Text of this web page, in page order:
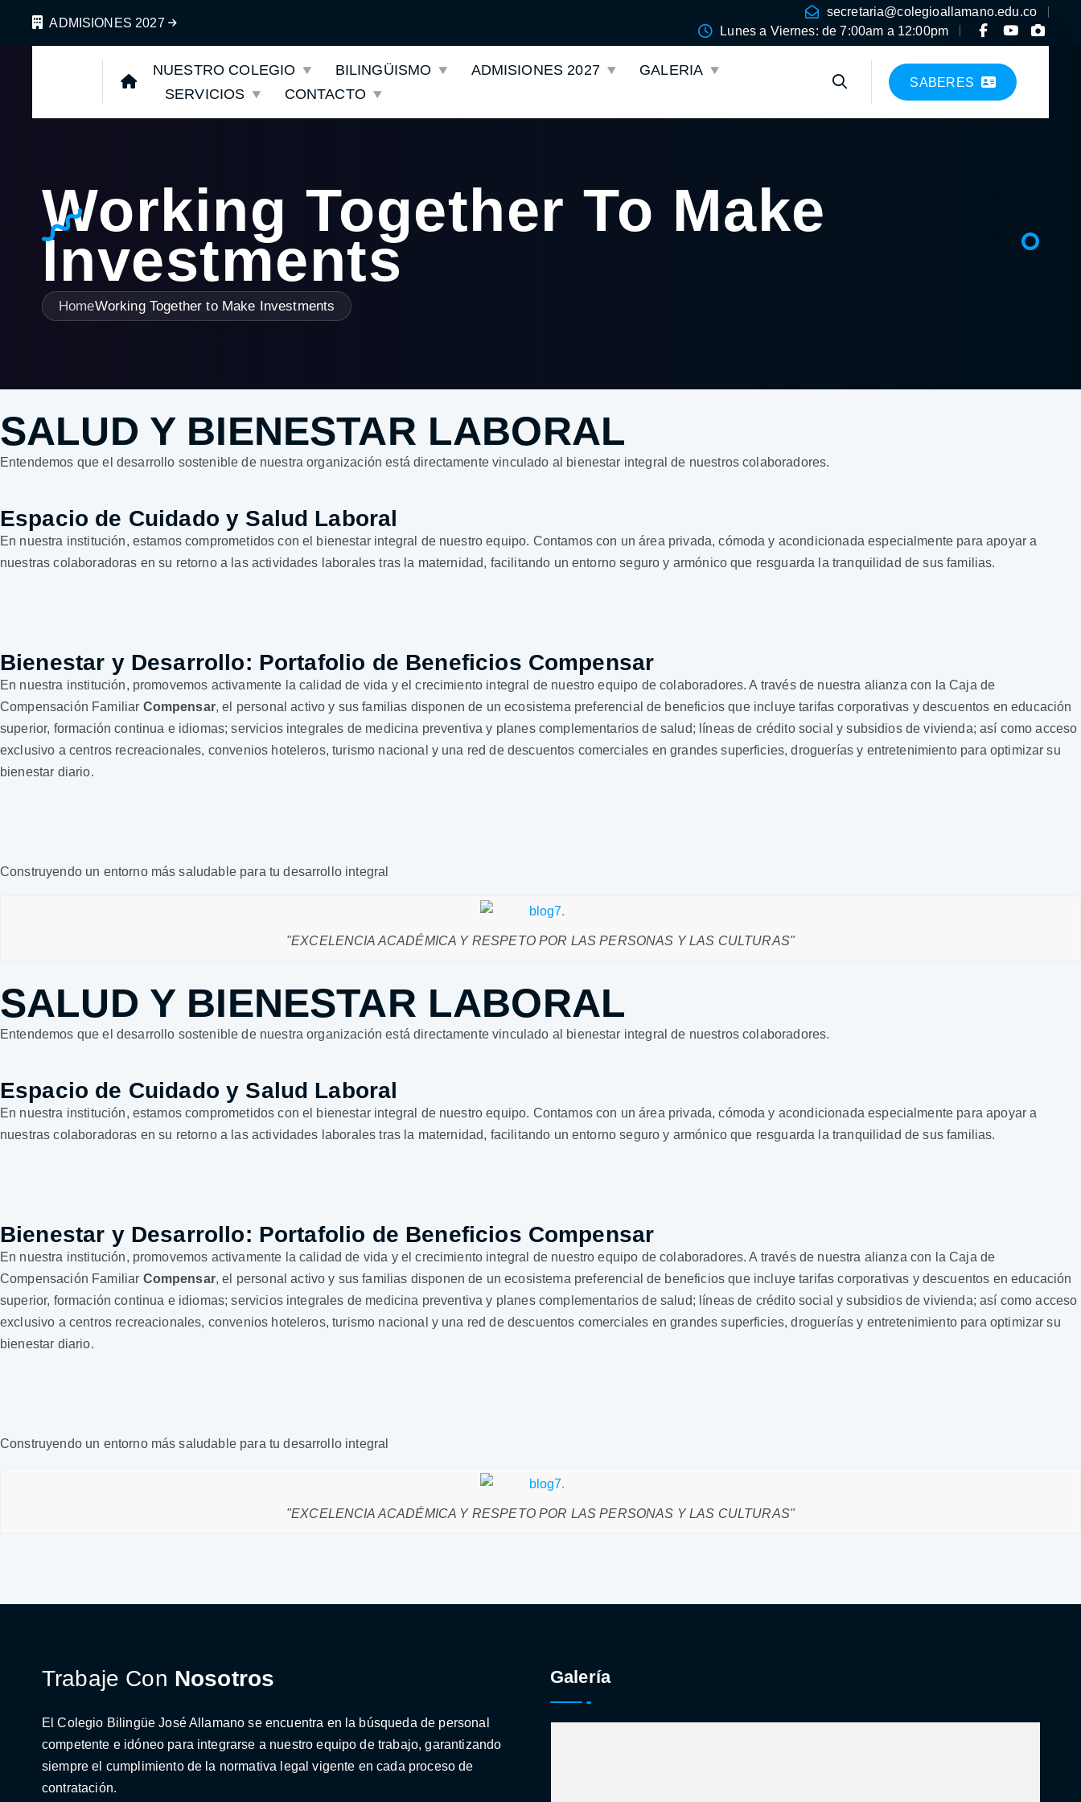
ADMISIONES 2027
secretaria@colegioallamano.edu.co
Lunes a Viernes: de 7:00am a 12:00pm
NUESTRO COLEGIO BILINGÜISMO ADMISIONES 2027
GALERIA
SERVICIOS
CONTACTO
SABERES
Working Together To Make
Investments
HomeWorking Together to Make Investments
SALUD Y BIENESTAR LABORAL
Entendemos que el desarrollo sostenible de nuestra organización está directamente vinculado al bienestar integral de nuestros colaboradores.
Espacio de Cuidado y Salud Laboral
En nuestra institución, estamos comprometidos con el bienestar integral de nuestro equipo. Contamos con un área privada, cómoda y acondicionada especialmente para apoyar a
nuestras colaboradoras en su retorno a las actividades laborales tras la maternidad, facilitando un entorno seguro y armónico que resguarda la tranquilidad de sus familias.
Bienestar y Desarrollo: Portafolio de Beneficios Compensar
En nuestra institución, promovemos activamente la calidad de vida y el crecimiento integral de nuestro equipo de colaboradores. A través de nuestra alianza con la Caja de
Compensación Familiar Compensar, el personal activo y sus familias disponen de un ecosistema preferencial de beneficios que incluye tarifas corporativas y descuentos en educación
superior, formación continua e idiomas; servicios integrales de medicina preventiva y planes complementarios de salud; líneas de crédito social y subsidios de vivienda; así como acceso
exclusivo a centros recreacionales, convenios hoteleros, turismo nacional y una red de descuentos comerciales en grandes superficies, droguerías y entretenimiento para optimizar su
bienestar diario.
Construyendo un entorno más saludable para tu desarrollo integral
"EXCELENCIA ACADÉMICA Y RESPETO POR LAS PERSONAS Y LAS CULTURAS"
SALUD Y BIENESTAR LABORAL
Entendemos que el desarrollo sostenible de nuestra organización está directamente vinculado al bienestar integral de nuestros colaboradores.
Espacio de Cuidado y Salud Laboral
En nuestra institución, estamos comprometidos con el bienestar integral de nuestro equipo. Contamos con un área privada, cómoda y acondicionada especialmente para apoyar a
nuestras colaboradoras en su retorno a las actividades laborales tras la maternidad, facilitando un entorno seguro y armónico que resguarda la tranquilidad de sus familias.
Bienestar y Desarrollo: Portafolio de Beneficios Compensar
En nuestra institución, promovemos activamente la calidad de vida y el crecimiento integral de nuestro equipo de colaboradores. A través de nuestra alianza con la Caja de
Compensación Familiar Compensar, el personal activo y sus familias disponen de un ecosistema preferencial de beneficios que incluye tarifas corporativas y descuentos en educación
superior, formación continua e idiomas; servicios integrales de medicina preventiva y planes complementarios de salud; líneas de crédito social y subsidios de vivienda; así como acceso
exclusivo a centros recreacionales, convenios hoteleros, turismo nacional y una red de descuentos comerciales en grandes superficies, droguerías y entretenimiento para optimizar su
bienestar diario.
Construyendo un entorno más saludable para tu desarrollo integral
"EXCELENCIA ACADÉMICA Y RESPETO POR LAS PERSONAS Y LAS CULTURAS"
Trabaje Con Nosotros
El Colegio Bilingüe José Allamano se encuentra en la búsqueda de personal
competente e idóneo para integrarse a nuestro equipo de trabajo, garantizando
siempre el cumplimiento de la normativa legal vigente en cada proceso de
contratación.
Galería